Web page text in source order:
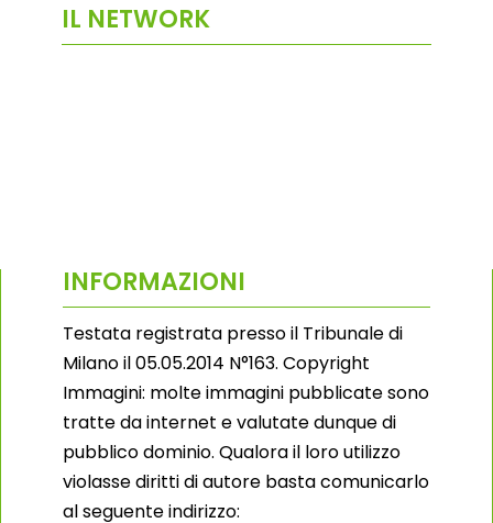
IL NETWORK
INFORMAZIONI
Testata registrata presso il Tribunale di
Milano il 05.05.2014 N°163. Copyright
Immagini: molte immagini pubblicate sono
tratte da internet e valutate dunque di
pubblico dominio. Qualora il loro utilizzo
violasse diritti di autore basta comunicarlo
al seguente indirizzo: